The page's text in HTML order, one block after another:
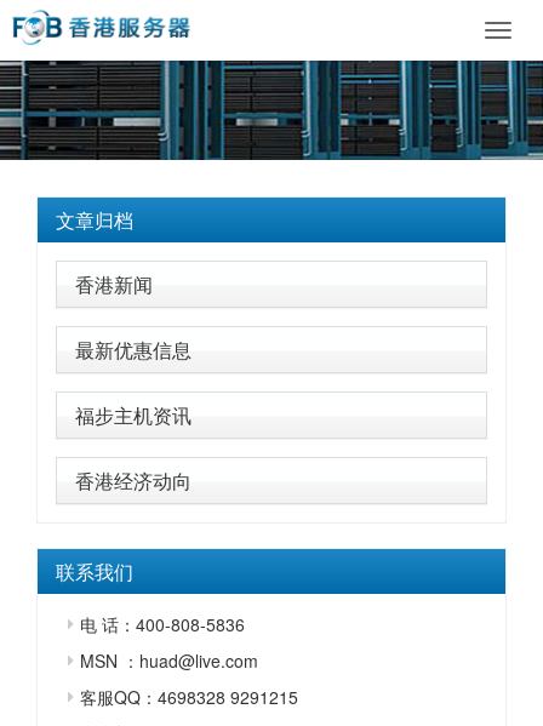
文章归档
香港新闻
最新优惠信息
福步主机资讯
香港经济动向
联系我们
电 话：400-808-5836
MSN ：huad@live.com
客服QQ：4698328 9291215